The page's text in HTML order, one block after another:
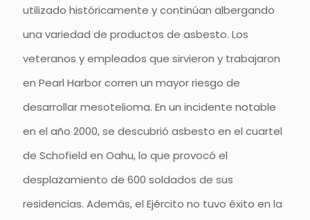
utilizado históricamente y continúan albergando
una variedad de productos de asbesto. Los
veteranos y empleados que sirvieron y trabajaron
en Pearl Harbor corren un mayor riesgo de
desarrollar mesotelioma. En un incidente notable
en el año 2000, se descubrió asbesto en el cuartel
de Schofield en Oahu, lo que provocó el
desplazamiento de 600 soldados de sus
residencias. Además, el Ejército no tuvo éxito en la